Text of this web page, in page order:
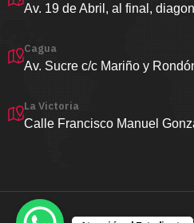
Av. 19 de Abril, al final,
Cagua
Av. Sucre c/c Mariño y
La Victoria
Calle Francisco Manuel